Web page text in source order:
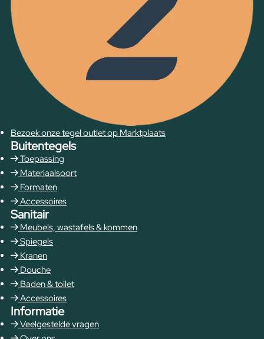
Bezoek onze tegel outlet op Marktplaats
Buitentegels
Toepassing
Materiaalsoort
Formaten
Accessoires
Sanitair
Meubels, wastafels & kommen
Spiegels
Kranen
Douche
Baden & toilet
Accessoires
Informatie
Veelgestelde vragen